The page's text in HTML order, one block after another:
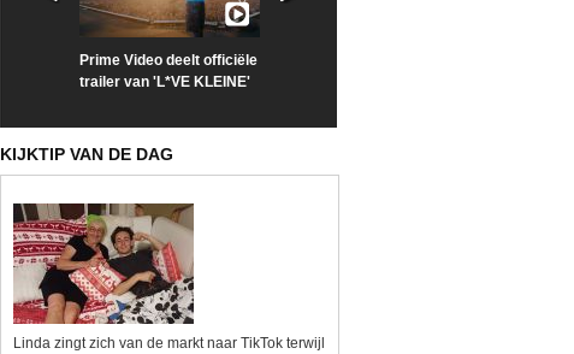
Prime Video deelt officiële
trailer van 'L*VE KLEINE'
KIJKTIP VAN DE DAG
Linda zingt zich van de markt naar TikTok terwijl